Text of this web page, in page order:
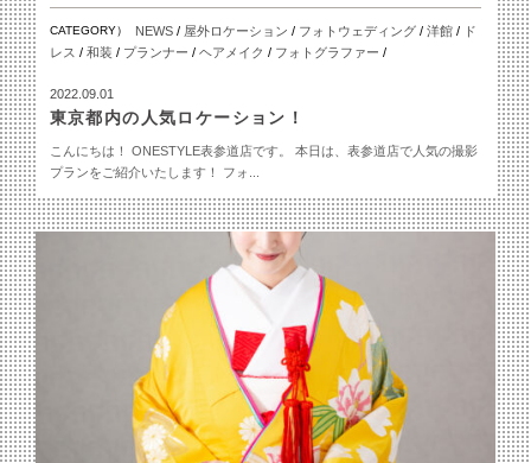
CATEGORY） NEWS/ 屋外ロケーション / フォトウェディング/ 洋館/ ド
レス / 和装 / プランナー / ヘアメイク / フォトグラファー /
2022.09.01
東京都内の人気ロケーション！
こんにちは！ ONESTYLE表参道店です。 本日は、表参道店で人気の撮影
プランをご紹介いたします！ フォ...